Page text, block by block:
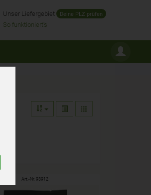
Unser Liefergebiet Deine PLZ prüfen
So funktioniert's
Art.-Nr. 93912